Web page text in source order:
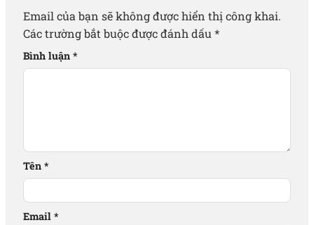
Email của bạn sẽ không được hiển thị công khai.
Các trường bắt buộc được đánh dấu *
Bình luận *
Tên *
Email *